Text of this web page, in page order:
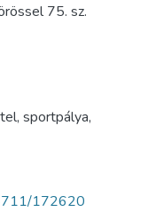
75. sz.
, sportpálya,
172620